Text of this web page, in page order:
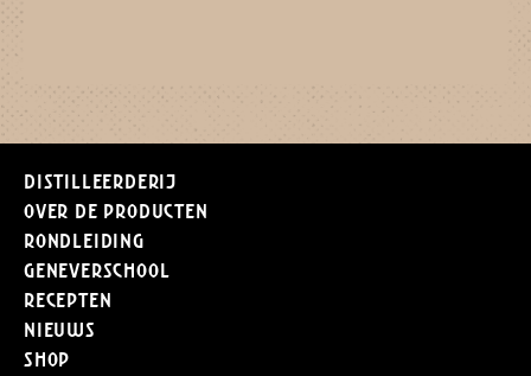
Distilleerderij
Over de producten
Rondleiding
Geneverschool
Recepten
Nieuws
Shop